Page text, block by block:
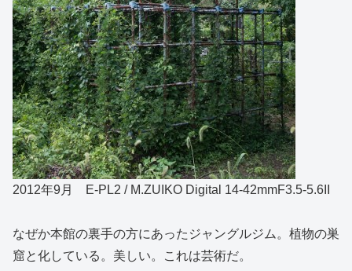
2012年9月 E-PL2 / M.ZUIKO Digital 14-42mmF3.5-5.6II
なぜか本館の裏手の方にあったジャングルジム。植物の巣
窟と化している。美しい。これは芸術だ。